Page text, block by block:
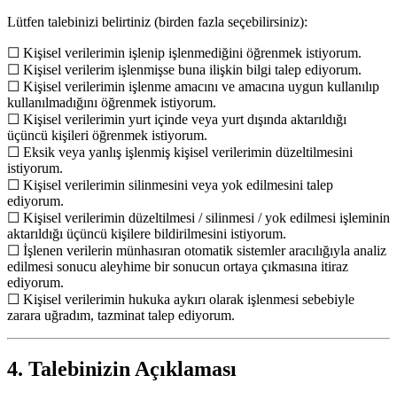
Lütfen talebinizi belirtiniz (birden fazla seçebilirsiniz):
☐ Kişisel verilerimin işlenip işlenmediğini öğrenmek istiyorum.
☐ Kişisel verilerim işlenmişse buna ilişkin bilgi talep ediyorum.
☐ Kişisel verilerimin işlenme amacını ve amacına uygun kullanılıp
kullanılmadığını öğrenmek istiyorum.
☐ Kişisel verilerimin yurt içinde veya yurt dışında aktarıldığı
üçüncü kişileri öğrenmek istiyorum.
☐ Eksik veya yanlış işlenmiş kişisel verilerimin düzeltilmesini
istiyorum.
☐ Kişisel verilerimin silinmesini veya yok edilmesini talep
ediyorum.
☐ Kişisel verilerimin düzeltilmesi / silinmesi / yok edilmesi işleminin
aktarıldığı üçüncü kişilere bildirilmesini istiyorum.
☐ İşlenen verilerin münhasıran otomatik sistemler aracılığıyla analiz
edilmesi sonucu aleyhime bir sonucun ortaya çıkmasına itiraz
ediyorum.
☐ Kişisel verilerimin hukuka aykırı olarak işlenmesi sebebiyle
zarara uğradım, tazminat talep ediyorum.
4. Talebinizin Açıklaması